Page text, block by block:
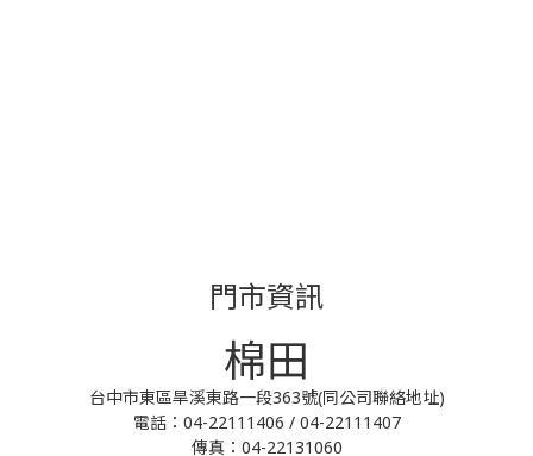
門市資訊
棉田
台中市東區旱溪東路一段363號(同公司聯絡地址)
電話：04-22111406 / 04-22111407
傳真：04-22131060